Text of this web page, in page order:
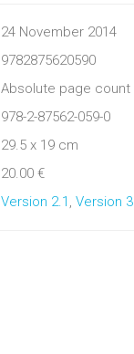
24 November 2014
9782875620590
Absolute page count
978-2-87562-059-0
29.5 x 19 cm
20.00 €
Version 2.1 Version 3